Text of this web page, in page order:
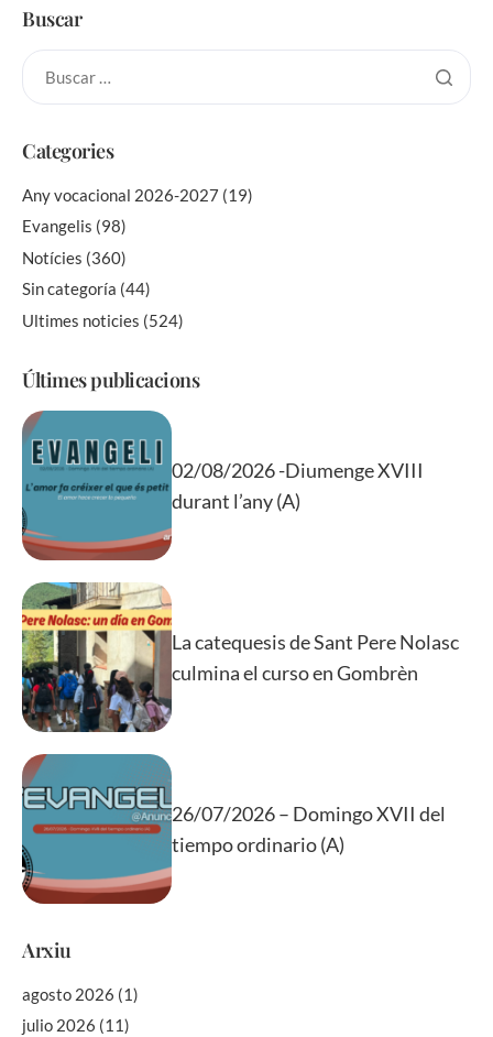
Buscar
Categories
Any vocacional 2026-2027 (19)
Evangelis (98)
Notícies (360)
Sin categoría (44)
Ultimes noticies (524)
Últimes publicacions
02/08/2026 -Diumenge XVIII
durant l’any (A)
La catequesis de Sant Pere Nolasc
culmina el curso en Gombrèn
26/07/2026 – Domingo XVII del
tiempo ordinario (A)
Arxiu
agosto 2026 (1)
julio 2026 (11)